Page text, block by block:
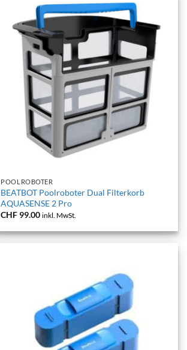
POOLROBOTER
BEATBOT Poolroboter Dual Filterkorb
AQUASENSE 2 Pro
CHF 99.00 inkl. MwSt.